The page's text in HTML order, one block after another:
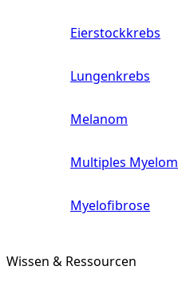
Eierstockkrebs
Lungenkrebs
Melanom
Multiples Myelom
Myelofibrose
Wissen & Ressourcen